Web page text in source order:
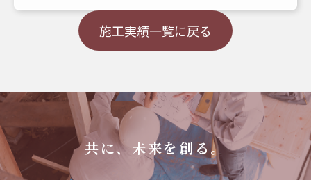
施工実績一覧に戻る
共に、未来を創る。